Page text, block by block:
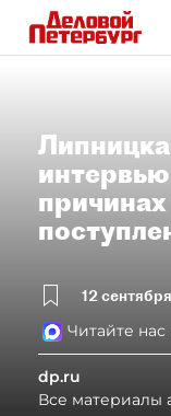
12
Читайте
dp.ru
Все материалы